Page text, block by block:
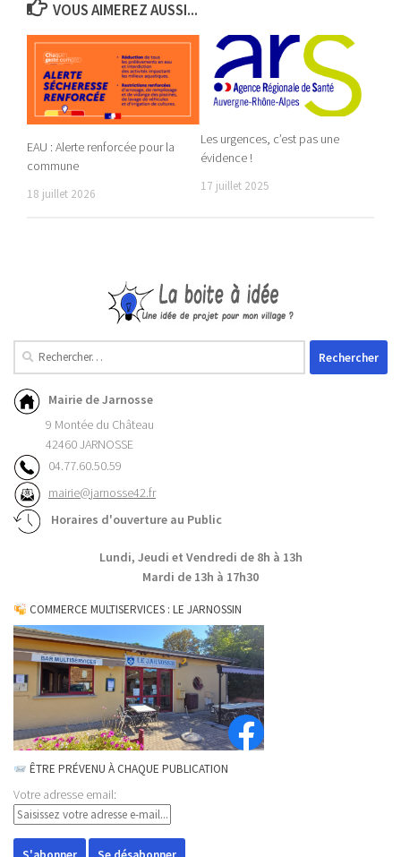
VOUS AIMEREZ AUSSI...
EAU : Alerte renforcée pour la
commune
18 juillet 2026
Les urgences, c’est pas une
évidence !
17 juillet 2025
Mairie de Jarnosse
9 Montée du Château
42460 JARNOSSE
04.77.60.50.59
mairie@jarnosse42.fr
Horaires d'ouverture au Public
Lundi, Jeudi et Vendredi de 8h à 13h
Mardi de 13h à 17h30
COMMERCE MULTISERVICES : LE JARNOSSIN
ÊTRE PRÉVENU À CHAQUE PUBLICATION
Votre adresse email: